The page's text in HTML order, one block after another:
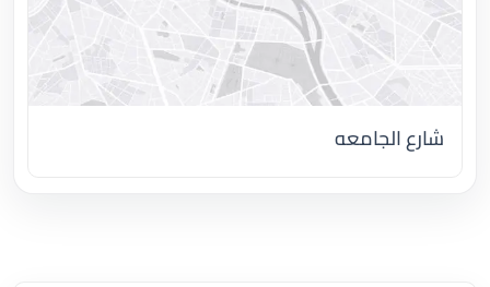
شارع الجامعه